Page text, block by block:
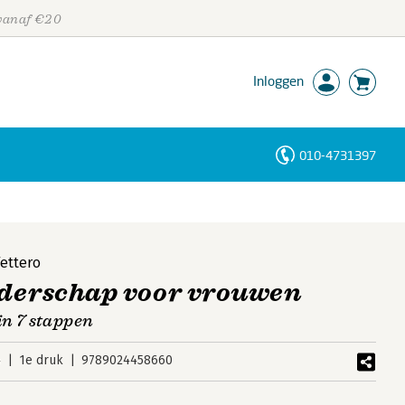
€20
Inloggen
010-4731397
voor vrouwen
7 stappen
1e druk 9789024458660
Personen